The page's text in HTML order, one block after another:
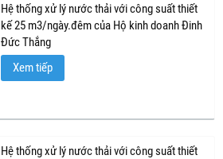
Hệ thống xử lý nước thải với công suất thiết
kế 25 m3/ngày.đêm của Hộ kinh doanh Đinh
Đức Thắng
Xem tiếp
Hệ thống xử lý nước thải với công suất thiết